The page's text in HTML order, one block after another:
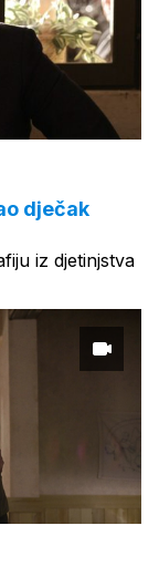
dječak
iz djetinjstva